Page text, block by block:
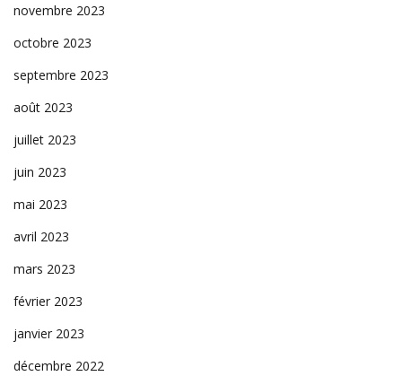
novembre 2023
octobre 2023
septembre 2023
août 2023
juillet 2023
juin 2023
mai 2023
avril 2023
mars 2023
février 2023
janvier 2023
décembre 2022